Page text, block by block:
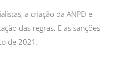
a criação da ANPD e
das regras. E as sanções
de 2021.